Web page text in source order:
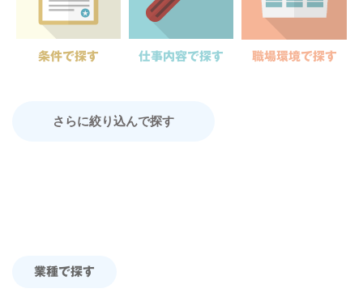
条件で探す 仕事内容で探す 職場環境で探す
さらに絞り込んで探す
業種で探す